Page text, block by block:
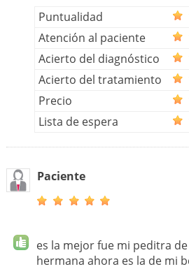
Puntualidad
Atención al paciente
Acierto del diagnóstico
Acierto del tratamiento
Precio
Lista de espera
Paciente
es la mejor fue mi peditra
hermana ahora es la de mi